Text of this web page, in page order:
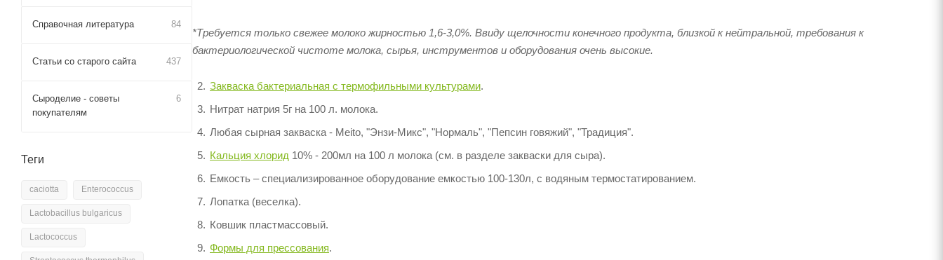
*Требуется только свежее молоко жирностью 1,6-3,0%. Ввиду щелочности конечного продукта, близкой к нейтральной, требования к
бактериологической чистоте молока, сырья, инструментов и оборудования очень высокие.
Закваска бактериальная с термофильными культурами.
Нитрат натрия 5г на 100 л. молока.
Любая сырная закваска - Meito, "Энзи-Микс", "Нормаль", "Пепсин говяжий", "Традиция".
Кальция хлорид 10% - 200мл на 100 л молока (см. в разделе закваски для сыра).
Емкость – специализированное оборудование емкостью 100-130л, с водяным термостатированием.
Лопатка (веселка).
Ковшик пластмассовый.
Формы для прессования.
Справочная литература 84
Статьи со старого сайта 437
Сыроделие - советы
покупателям
6
Теги
caciotta Enterococcus
Lactobacillus bulgaricus
Lactococcus